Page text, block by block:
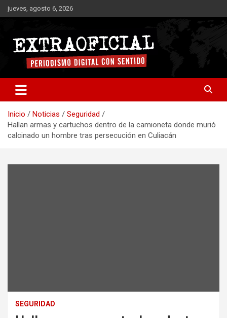
Saltar
al
jueves, agosto 6, 2026
Extraoficial
Inicio Noticias
Seguridad
Hallan armas y cartuchos dentro de la camioneta donde murió
calcinado un hombre tras persecución en Culiacán
SEGURIDAD